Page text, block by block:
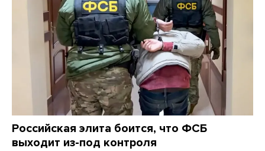
Российская элита боится, что ФСБ
выходит из-под контроля